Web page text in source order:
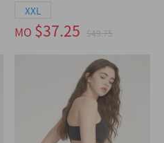
XXL
MO $37.25 $49.75